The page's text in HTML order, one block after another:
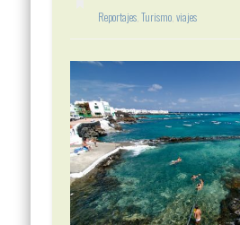
Reportajes ,Turismo ,viajes